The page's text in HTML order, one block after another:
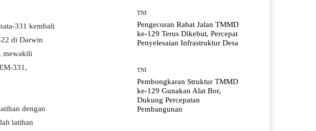
331 kembali
di Darwin
mewakili
331,
dengan
latihan
TNI
Pengecoran Rabat Jalan TMMD
ke-129 Terus Dikebut, Percepat
Penyelesaian Infrastruktur Desa
TNI
Pembongkaran Struktur TMMD
ke-129 Gunakan Alat Bor,
Dukung Percepatan
Pembangunan